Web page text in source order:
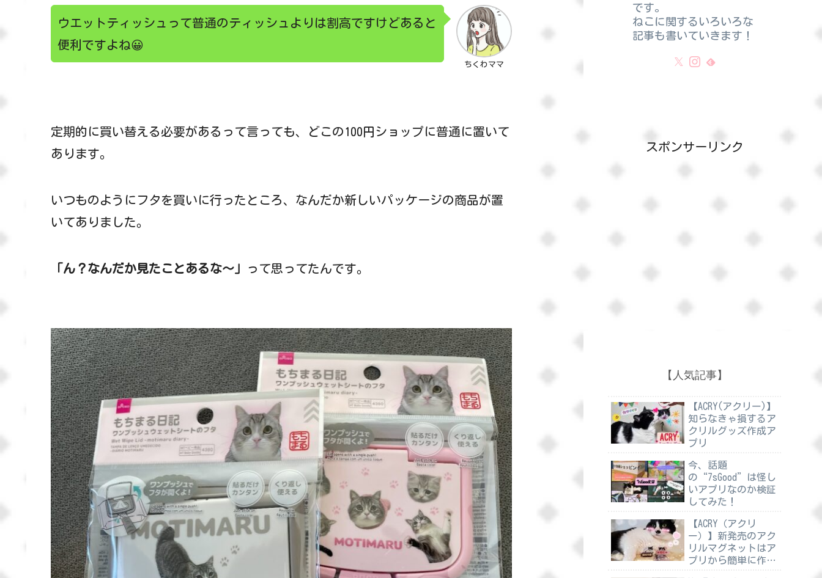
ちくわママ
ウエットティッシュって普通のティッシュよりは割高ですけどあると
便利ですよね😀
定期的に買い替える必要があるって言っても、どこの100円ショップに普通に置いて
あります。
いつものようにフタを買いに行ったところ、なんだか新しいパッケージの商品が置
いてありました。
「ん？なんだか見たことあるな～」 って思ってたんです。
です。
ねこに関するいろいろな
記事も書いていきます！
スポンサーリンク
【人気記事】
【ACRY(アクリー)】
知らなきゃ損するア
クリルグッズ作成ア
プリ
今、話題
の“7sGood”は怪し
いアプリなのか検証
してみた！
【ACRY（アクリ
ー）】新発売のアク
リルマグネットはア
プリから簡単に作れ